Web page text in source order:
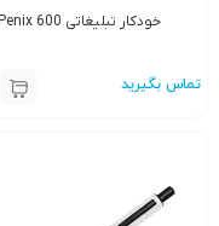
خودکار تبلیغاتی Penix 600
تماس بگیرید